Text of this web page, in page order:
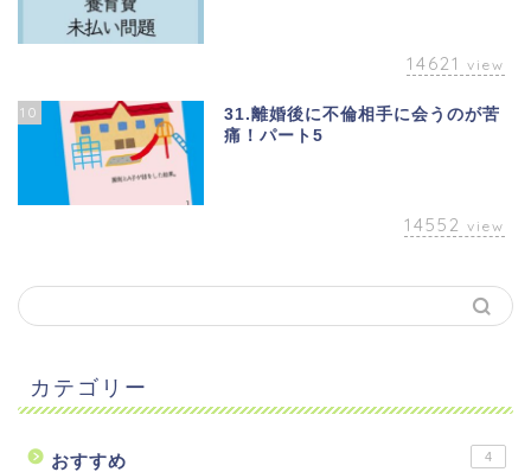
14621 view
10
31.離婚後に不倫相手に会うのが苦
痛！パート5
14552 view
カテゴリー
おすすめ 4